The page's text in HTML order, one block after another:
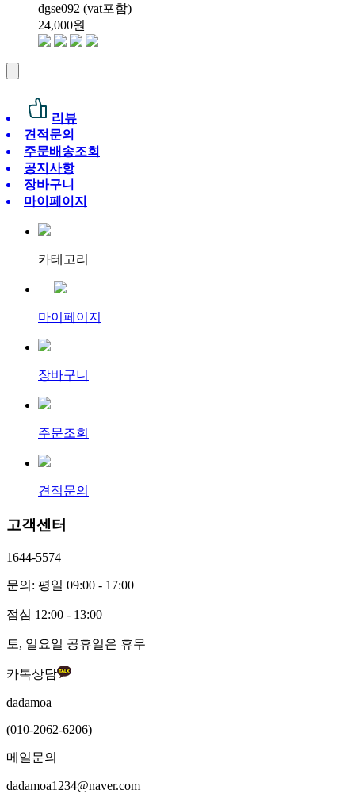
dgse092 (vat포함)
24,000원
리뷰
견적문의
주문배송조회
공지사항
장바구니
마이페이지
카테고리
마이페이지
장바구니
주문조회
견적문의
고객센터
1644-5574
문의: 평일 09:00 - 17:00
점심 12:00 - 13:00
토, 일요일 공휴일은 휴무
카톡상담
dadamoa
(010-2062-6206)
메일문의
dadamoa1234@naver.com